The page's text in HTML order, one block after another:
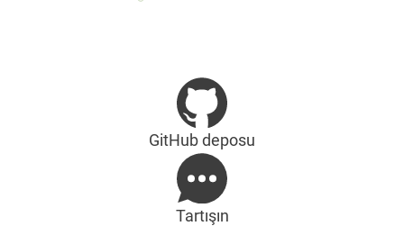
GitHub deposu
Tartışın